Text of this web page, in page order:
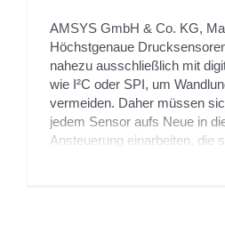
AMSYS GmbH & Co. KG,
Höchstgenaue
nahezu ausschließlich mit
wie I²C oder SPI, um
vermeiden. Daher müssen
jedem Sensor aufs Neue in
Ansteuerung einarbeiten, die